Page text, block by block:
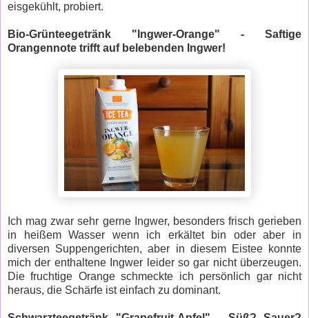
eisgekühlt, probiert.
Bio-Grünteegetränk "Ingwer-Orange" - Saftige
Orangennote trifft auf belebenden Ingwer!
Ich mag zwar sehr gerne Ingwer, besonders frisch gerieben
in heißem Wasser wenn ich erkältet bin oder aber in
diversen Suppengerichten, aber in diesem Eistee konnte
mich der enthaltene Ingwer leider so gar nicht überzeugen.
Die fruchtige Orange schmeckte ich persönlich gar nicht
heraus, die Schärfe ist einfach zu dominant.